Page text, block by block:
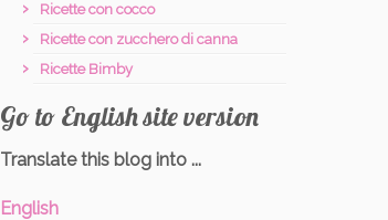
Ricette con cocco
Ricette con zucchero di canna
Ricette Bimby
Go to English site version
Translate this blog into ...
English